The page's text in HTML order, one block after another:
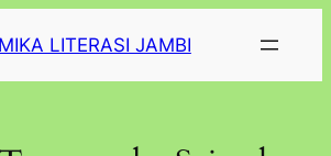
LITERASI JAMBI